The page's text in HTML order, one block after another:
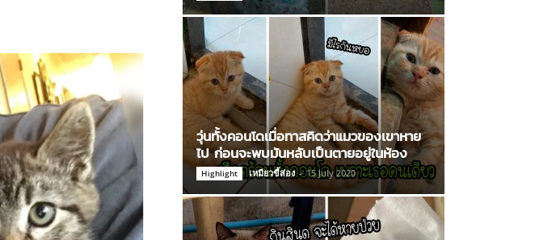
วุ่นทั้งคอนโดเมื่อทาสคิดว่าแมวของเขาหาย
ไป ก่อนจะพบมันหลับเป็นตายอยู่ในห้อง
Highlight เหมียวขี้ส่อง - 15 July 2020